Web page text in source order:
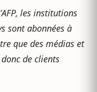
les institutions
sont abonnées à
que des médias et
de clients